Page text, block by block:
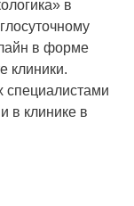
в
в форме
клиники.
в клинике в